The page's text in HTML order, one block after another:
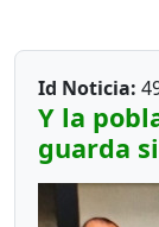
Id Noticia:
Y la
guarda